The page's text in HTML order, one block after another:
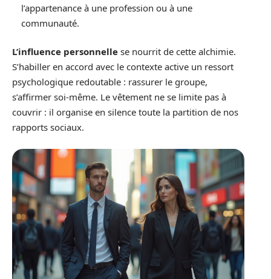
l’appartenance à une profession ou à une
communauté.
L’influence personnelle se nourrit de cette alchimie.
S’habiller en accord avec le contexte active un ressort
psychologique redoutable : rassurer le groupe,
s’affirmer soi-même. Le vêtement ne se limite pas à
couvrir : il organise en silence toute la partition de nos
rapports sociaux.